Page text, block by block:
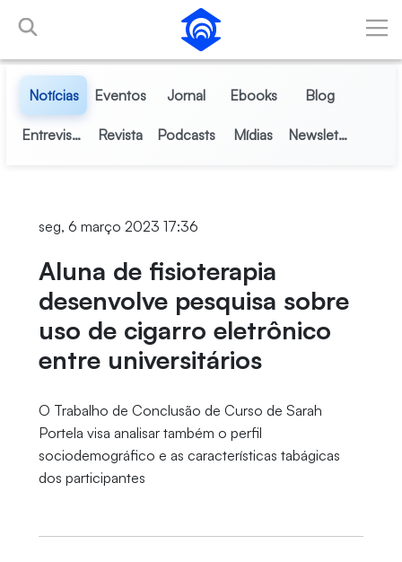
Pular para o Conteúdo principal
Notícias Eventos Jornal Ebooks Blog
Entrevistas Revista Podcasts Mídias Newsletter
seg, 6 março 2023 17:36
Aluna de fisioterapia
desenvolve pesquisa sobre
uso de cigarro eletrônico
entre universitários
O Trabalho de Conclusão de Curso de Sarah
Portela visa analisar também o perfil
sociodemográfico e as características tabágicas
dos participantes